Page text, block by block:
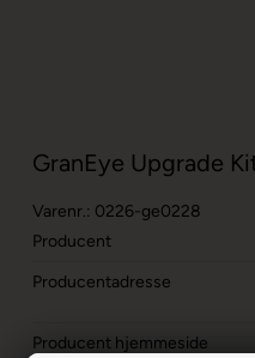
GranEye Upgrade
Varenr.: 0226-ge0228
Producent
Producentadresse
Producent hjemmeside